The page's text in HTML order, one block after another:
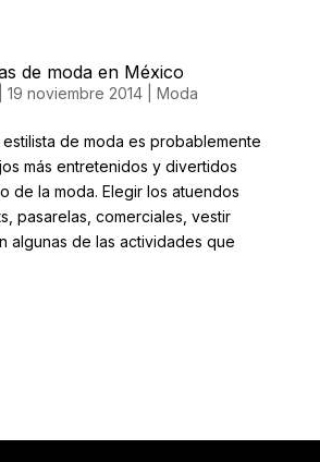
de moda en México
19 noviembre 2014| Moda
de moda es probablemente
más entretenidos y divertidos
de la moda. Elegir los atuendos
pasarelas, comerciales, vestir
algunas de las actividades que